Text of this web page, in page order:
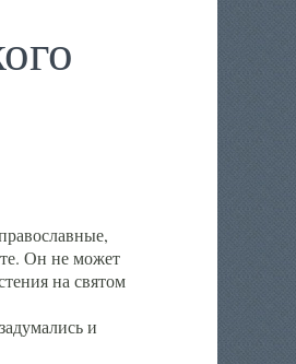
Он не может
на святом
и